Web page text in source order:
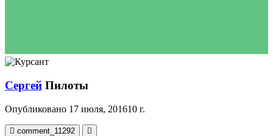
Сергей Пилоты
Опубликовано 17 июля, 201610 г.
comment_11292